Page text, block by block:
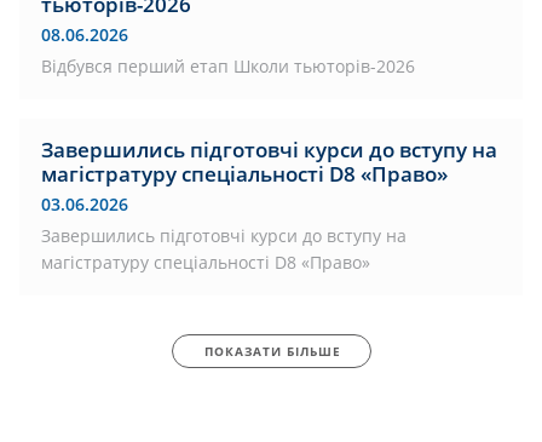
08.06.2026
Відбувся перший етап Школи тьюторів-2026
Завершились підготовчі курси до вступу на
магістратуру спеціальності D8 «Право»
03.06.2026
Завершились підготовчі курси до вступу на
магістратуру спеціальності D8 «Право»
ПОКАЗАТИ БІЛЬШЕ